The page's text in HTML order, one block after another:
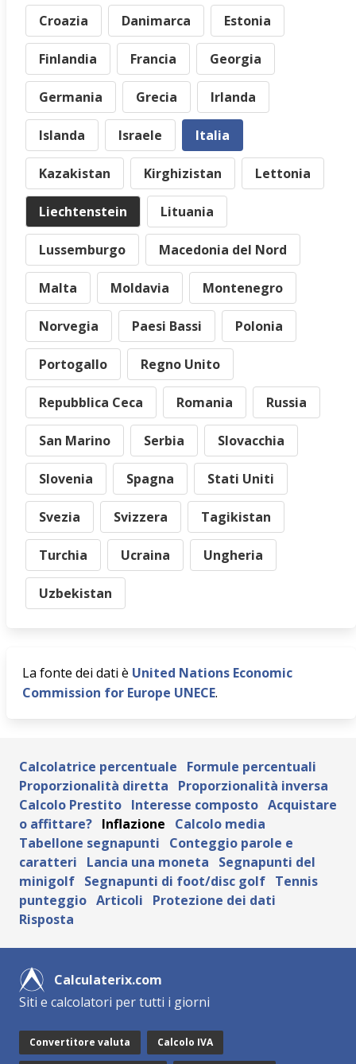
Croazia Danimarca Estonia
Finlandia Francia Georgia
Germania Grecia Irlanda
Islanda Israele Italia
Kazakistan Kirghizistan Lettonia
Liechtenstein Lituania
Lussemburgo Macedonia del Nord
Malta Moldavia Montenegro
Norvegia Paesi Bassi Polonia
Portogallo Regno Unito
Repubblica Ceca Romania Russia
San Marino Serbia Slovacchia
Slovenia Spagna Stati Uniti
Svezia Svizzera Tagikistan
Turchia Ucraina Ungheria
Uzbekistan
La fonte dei dati è United Nations Economic
Commission for Europe UNECE.
Calcolatrice percentuale
Formule percentuali
Proporzionalità diretta
Proporzionalità inversa
Calcolo Prestito Interesse composto Acquistare
o affittare? Inflazione
Calcolo media
Tabellone segnapunti
Conteggio parole e
caratteri
Lancia una moneta
Segnapunti del
minigolf Segnapunti di foot/disc golf Tennis
punteggio Articoli
Protezione dei dati
Risposta
Calculaterix.com
Siti e calcolatori per tutti i giorni
Convertitore valuta Calcolo IVA